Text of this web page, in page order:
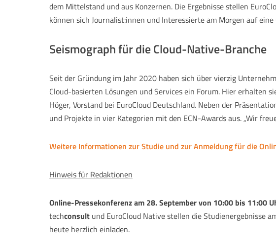
dem Mittelstand und aus Konzernen. Die Ergebnisse stellen
können sich Journalist:innen und Interessierte am Morgen auf
Seismograph für die Cloud-Native-Branche
Seit der Gründung im Jahr 2020 haben sich über vierzig
Cloud-basierten Lösungen und Services ein Forum. Hier erhalten
Höger, Vorstand bei EuroCloud Deutschland. Neben der
und Projekte in vier Kategorien mit den ECN-Awards aus. „Wir
Weitere Informationen zur Studie und zur Anmeldung für die
Hinweis für Redaktionen
Online-Pressekonferenz am 28. September von 10:00 bis 11:00
techconsult und EuroCloud Native stellen die Studienergebnisse
heute herzlich einladen.